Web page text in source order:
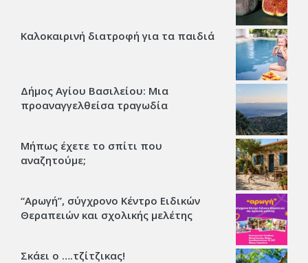
Καλοκαιρινή διατροφή για τα παιδιά
Δήμος Αγίου Βασιλείου: Μια
προαναγγελθείσα τραγωδία
Μήπως έχετε το σπίτι που
αναζητούμε;
“Αρωγή”, σύγχρονο Κέντρο Ειδικών
Θεραπειών και σχολικής μελέτης
Σκάει ο ….τζίτζικας!